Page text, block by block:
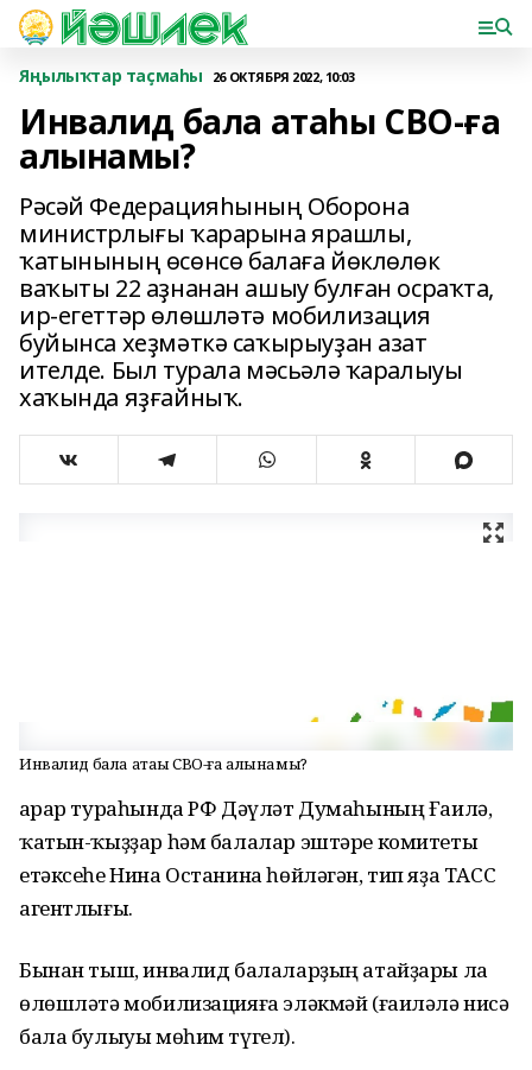
Яңылыҡтар таҫмаһы 26 ОКТЯБРЯ 2022, 10:03
Инвалид бала атаһы СВО-ға
алынамы?
Рәсәй Федерацияһының Оборона
министрлығы ҡарарына ярашлы,
ҡатынының өсөнсө балаға йөклөлөк
ваҡыты 22 аҙнанан ашыу булған осраҡта,
ир-егеттәр өлөшләтә мобилизация
буйынса хеҙмәткә саҡырыуҙан азат
ителде. Был турала мәсьәлә ҡаралыуы
хаҡында яҙғайныҡ.
Инвалид бала атаһы СВО-ға алынамы?
Ҡарар тураһында РФ Дәүләт Думаһының Ғаилә,
ҡатын-ҡыҙҙар һәм балалар эштәре комитеты
етәксеһе Нина Останина һөйләгән, тип яҙа ТАСС
агентлығы.
Бынан тыш, инвалид балаларҙың атайҙары ла
өлөшләтә мобилизацияға эләкмәй (ғаиләлә нисә
бала булыуы мөһим түгел).